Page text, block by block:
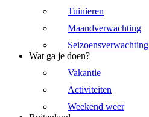
Tuinieren
Maandverwachting
Seizoensverwachting
Wat ga je doen?
Vakantie
Activiteiten
Weekend weer